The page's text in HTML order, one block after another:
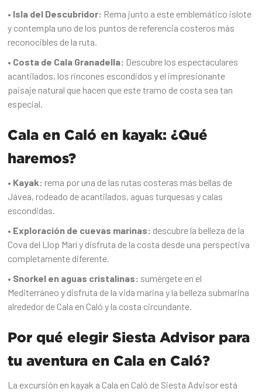
• Isla del Descubridor: Rema junto a este emblemático islote
y contempla uno de los puntos de referencia costeros más
reconocibles de la ruta.
• Costa de Cala Granadella: Descubre los espectaculares
acantilados, los rincones escondidos y el impresionante
paisaje natural que hacen que este tramo de costa sea tan
especial.
Cala en Caló en kayak: ¿Qué
haremos?
• Kayak: rema por una de las rutas costeras más bellas de
Jávea, rodeado de acantilados, aguas turquesas y calas
escondidas.
• Exploración de cuevas marinas: descubre la belleza de la
Cova del Llop Marí y disfruta de la costa desde una perspectiva
completamente diferente.
• Snorkel en aguas cristalinas: sumérgete en el
Mediterráneo y disfruta de la vida marina y la belleza submarina
alrededor de Cala en Caló y la costa circundante.
Por qué elegir Siesta Advisor para
tu aventura en Cala en Caló?
La excursión en kayak a Cala en Caló de Siesta Advisor está